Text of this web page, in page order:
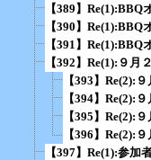
【389】Re(1):BBQ
【390】Re(1):BBQ
【391】Re(1):BBQ
【392】Re(1):９月
【393】Re(2):
【394】Re(2):
【395】Re(2):
【396】Re(2):
【397】Re(1):参加